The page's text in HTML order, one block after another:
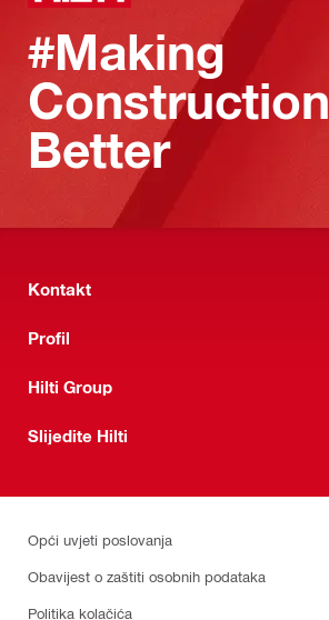
#Making
Construction
Better
Kontakt
Profil
Hilti Group
Slijedite Hilti
Opći uvjeti poslovanja
Obavijest o zaštiti osobnih podataka
Politika kolačića